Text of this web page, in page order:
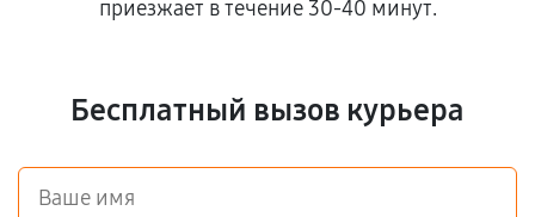
приезжает в течение 30-40 минут.
Бесплатный вызов курьера